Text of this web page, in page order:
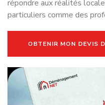
répondre aux réalités
particuliers comme des
OBTENIR MON DEVIS